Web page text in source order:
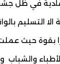
في ظل
الا التسليم
بقوة حيث